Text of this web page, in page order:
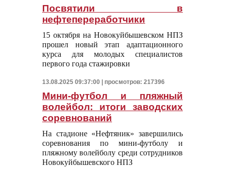
Посвятили в
нефтепереработчики
15 октября на Новокуйбышевском НПЗ
прошел новый этап адаптационного
курса для молодых специалистов
первого года стажировки
13.08.2025 09:37:00 | просмотров: 217396
Мини-футбол и пляжный
волейбол: итоги заводских
соревнований
На стадионе «Нефтяник» завершились
соревнования по мини-футболу и
пляжному волейболу среди сотрудников
Новокуйбышевского НПЗ